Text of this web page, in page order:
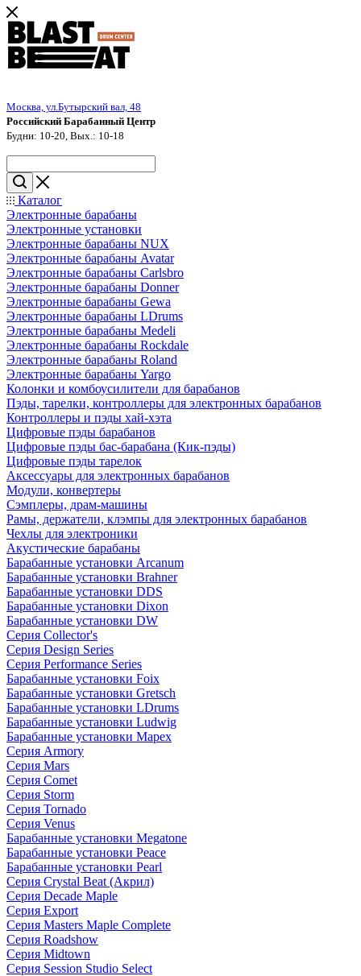
Москва, ул.Бутырский вал, 48
Российский Барабанный Центр
Будни: 10-20, Вых.: 10-18
Каталог
Электронные барабаны
Электронные установки
Электронные барабаны NUX
Электронные барабаны Avatar
Электронные барабаны Carlsbro
Электронные барабаны Donner
Электронные барабаны Gewa
Электронные барабаны LDrums
Электронные барабаны Medeli
Электронные барабаны Rockdale
Электронные барабаны Roland
Электронные барабаны Yargo
Колонки и комбоусилители для барабанов
Пэды, тарелки, контроллеры для электронных барабанов
Контроллеры и пэды хай-хэта
Цифровые пэды барабанов
Цифровые пэды бас-барабана (Кик-пэды)
Цифровые пэды тарелок
Аксессуары для электронных барабанов
Модули, конвертеры
Сэмплеры, драм-машины
Рамы, держатели, клэмпы для электронных барабанов
Чехлы для электроники
Акустические барабаны
Барабанные установки Arcanum
Барабанные установки Brahner
Барабанные установки DDS
Барабанные установки Dixon
Барабанные установки DW
Серия Collector's
Серия Design Series
Серия Performance Series
Барабанные установки Foix
Барабанные установки Gretsch
Барабанные установки LDrums
Барабанные установки Ludwig
Барабанные установки Mapex
Серия Armory
Серия Mars
Серия Comet
Серия Storm
Серия Tornado
Серия Venus
Барабанные установки Megatone
Барабанные установки Peace
Барабанные установки Pearl
Серия Crystal Beat (Акрил)
Серия Decade Maple
Серия Export
Серия Masters Maple Complete
Серия Roadshow
Серия Midtown
Серия Session Studio Select